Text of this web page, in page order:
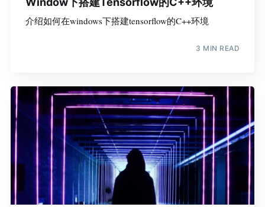
介绍如何在windows下搭建tensorflow的C++环境
3 MIN READ